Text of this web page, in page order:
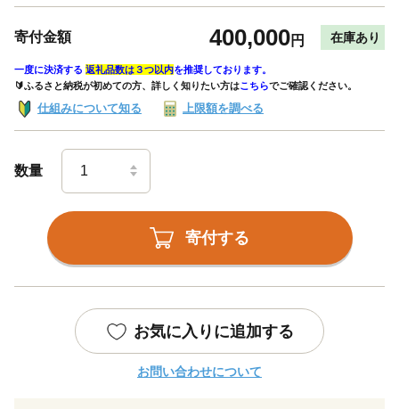
寄付金額 400,000円 在庫あり
一度に決済する 返礼品数は３つ以内を推奨しております。
🔰ふるさと納税が初めての方、詳しく知りたい方はこちらでご確認ください。
仕組みについて知る 上限額を調べる
数量
寄付する
お気に入りに追加する
お問い合わせについて